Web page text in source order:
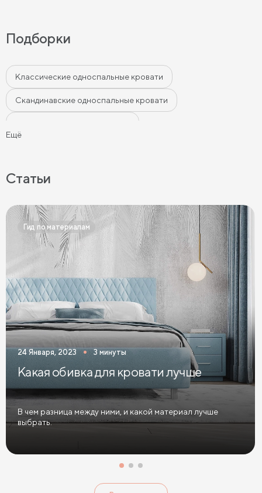
Подборки
Классические односпальные кровати
Скандинавские односпальные кровати
Односпальные кровати белого цвета
Односпальные кровати голубого цвета
Односпальные кровати цвета графит
Односпальные кровати желтого цвета
Односпальные кровати зеленого цвета
Односпальные кровати коричневого цвета
Односпальные кровати красного цвета
Односпальные кровати розового цвета
Односпальные кровати фиолетового цвета
Ещё
Статьи
Гид по материалам
24 Января, 2023 3 минуты
Какая обивка для кровати лучше
В чем разница между ними, и какой материал лучше
выбрать.